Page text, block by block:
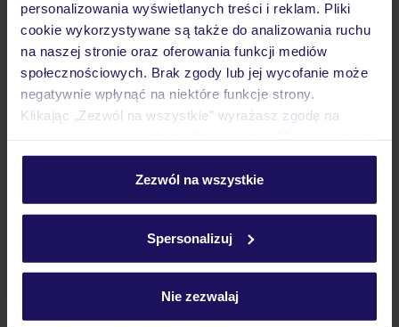
personalizowania wyświetlanych treści i reklam. Pliki
cookie wykorzystywane są także do analizowania ruchu
na naszej stronie oraz oferowania funkcji mediów
społecznościowych. Brak zgody lub jej wycofanie może
negatywnie wpłynąć na niektóre funkcje strony.
Klikając „Zezwól na wszystkie” wyrażasz zgodę na
personalizować swój wybór wchodząc w zakładkę
Szczegółowe informacje o plikach cookie znajdziesz
Zezwól na wszystkie
Spersonalizuj
Nie zezwalaj
Pokoje
Wyżywienie
Ważne informacje